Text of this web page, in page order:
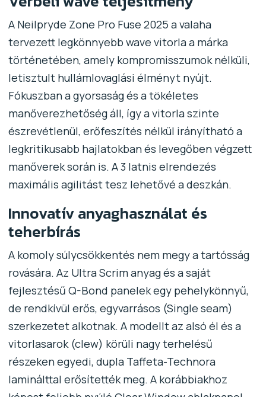
A Neilpryde Zone Pro Fuse 2025 a valaha
tervezett legkönnyebb wave vitorla a márka
történetében, amely kompromisszumok nélküli,
letisztult hullámlovaglási élményt nyújt.
Fókuszban a gyorsaság és a tökéletes
manőverezhetőség áll, így a vitorla szinte
észrevétlenül, erőfeszítés nélkül irányítható a
legkritikusabb hajlatokban és levegőben végzett
manőverek során is. A 3 latnis elrendezés
maximális agilitást tesz lehetővé a deszkán.
Innovatív anyaghasználat és
teherbírás
A komoly súlycsökkentés nem megy a tartósság
rovására. Az Ultra Scrim anyag és a saját
fejlesztésű Q-Bond panelek egy pehelykönnyű,
de rendkívül erős, egyvarrásos (Single seam)
szerkezetet alkotnak. A modellt az alsó él és a
vitorlasarok (clew) körüli nagy terhelésű
részeken egyedi, dupla Taffeta-Technora
laminálttal erősítették meg. A korábbiakhoz